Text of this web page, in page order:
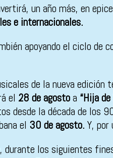
un año más, en
e internacionales.
apoyando el ciclo de
de la nueva
el 28 de agostoa “Hija
desde la década de los
el 30 de agosto. Y,
durante los siguientes